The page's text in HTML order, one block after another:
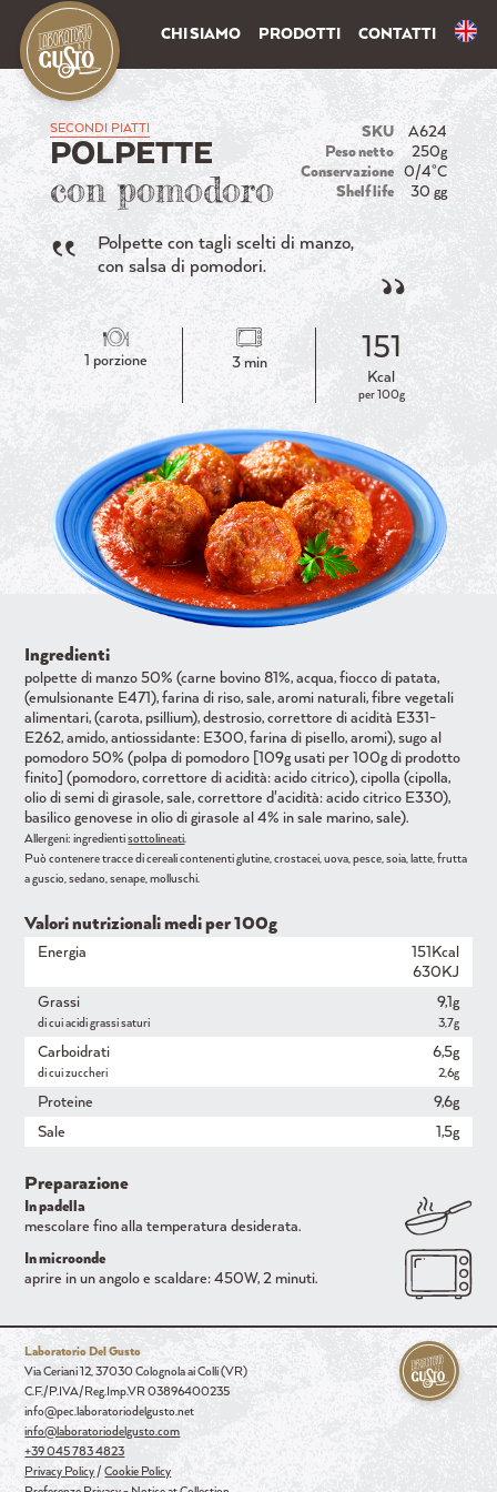
CHI SIAMO PRODOTTI CONTATTI
SECONDI PIATTI
POLPETTE
con pomodoro
SKU
A624
Peso netto
250g
Conservazione 0/4°C
Shelf life
30 gg
Polpette con tagli scelti di manzo,
con salsa di pomodori.
1 porzione 3 min 151
Kcal
per 100g
Ingredienti
polpette di manzo 50% (carne bovino 81%, acqua, fiocco di patata,
(emulsionante E471), farina di riso, sale, aromi naturali, fibre vegetali
alimentari, (carota, psillium), destrosio, correttore di acidità E331-
E262, amido, antiossidante: E300, farina di pisello, aromi), sugo al
pomodoro 50% (polpa di pomodoro [109g usati per 100g di prodotto
finito] (pomodoro, correttore di acidità: acido citrico), cipolla (cipolla,
olio di semi di girasole, sale, correttore d'acidità: acido citrico E330),
basilico genovese in olio di girasole al 4% in sale marino, sale).
Allergeni: ingredientisottolineati.
Può contenere tracce di cereali contenenti glutine, crostacei, uova, pesce, soia, latte, frutta
a guscio, sedano, senape, molluschi.
Valori nutrizionali medi per 100g
Energia
151Kcal
630KJ
Grassi
di cui acidi grassi saturi
9,1g
3,7g
Carboidrati
di cui zuccheri
6,5g
2,6g
Proteine
9,6g
Sale
1,5g
Preparazione
In padella
mescolare fino alla temperatura desiderata.
In microonde
aprire in un angolo e scaldare: 450W, 2 minuti.
Laboratorio Del Gusto
Via Ceriani 12, 37030 Colognola ai Colli (VR)
C.F./P.IVA/Reg.Imp.VR 03896400235
info@pec.laboratoriodelgusto.net
info@laboratoriodelgusto.com
+39 045 783 4823
Privacy Policy /Cookie Policy